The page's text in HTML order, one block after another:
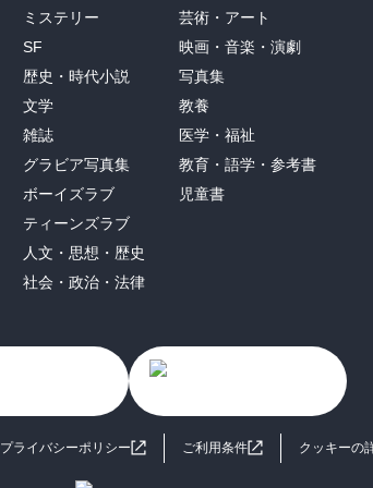
ミステリー
SF
歴史・時代小説
文学
雑誌
グラビア写真集
ボーイズラブ
ティーンズラブ
人文・思想・歴史
社会・政治・法律
芸術・アート
映画・音楽・演劇
写真集
教養
医学・福祉
教育・語学・参考書
児童書
プライバシーポリシー ご利用条件 クッキーの